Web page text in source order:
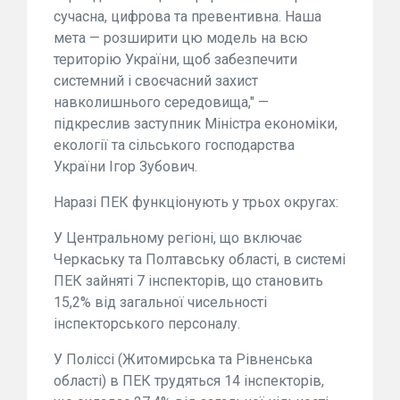
сучасна, цифрова та превентивна. Наша
мета — розширити цю модель на всю
територію України, щоб забезпечити
системний і своєчасний захист
навколишнього середовища," —
підкреслив заступник Міністра економіки,
екології та сільського господарства
України Ігор Зубович.
Наразі ПЕК функціонують у трьох округах:
У Центральному регіоні, що включає
Черкаську та Полтавську області, в системі
ПЕК зайняті 7 інспекторів, що становить
15,2% від загальної чисельності
інспекторського персоналу.
У Поліссі (Житомирська та Рівненська
області) в ПЕК трудяться 14 інспекторів,